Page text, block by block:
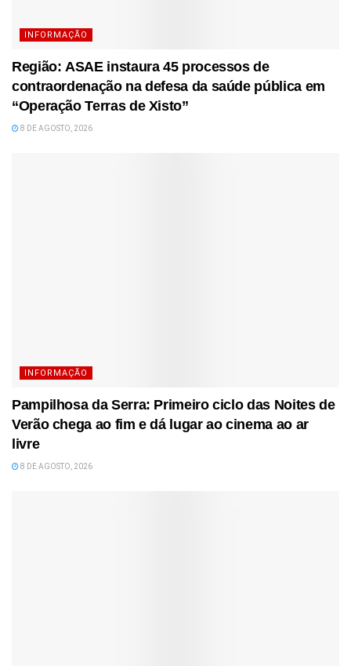
INFORMAÇÃO
Região: ASAE instaura 45 processos de
contraordenação na defesa da saúde pública em
“Operação Terras de Xisto”
8 DE AGOSTO, 2026
INFORMAÇÃO
Pampilhosa da Serra: Primeiro ciclo das Noites de
Verão chega ao fim e dá lugar ao cinema ao ar
livre
8 DE AGOSTO, 2026